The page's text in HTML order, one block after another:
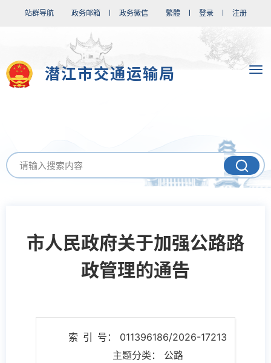
站群导航 政务邮箱 政务微信 繁體 登录 注册
潜江市交通运输局
市人民政府关于加强公路路
政管理的通告
索 引 号： 011396186/2026-17213
主题分类： 公路